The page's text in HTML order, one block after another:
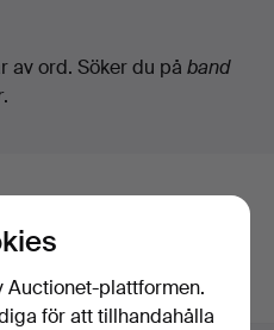
av ord. Söker du på band
.
vårt arkiv som
Auctionet-plattformen.
för att tillhandahålla